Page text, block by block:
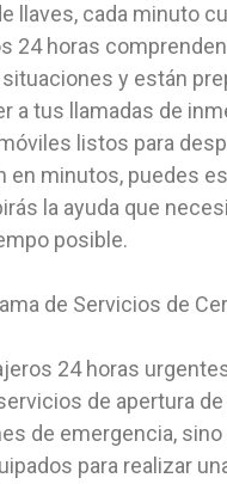
llaves, cada minuto
24 horas
y están
a tus llamadas de
listos para
en minutos, puedes
la ayuda que
posible.
de Servicios de
24 horas
de apertura
de emergencia,
para realizar